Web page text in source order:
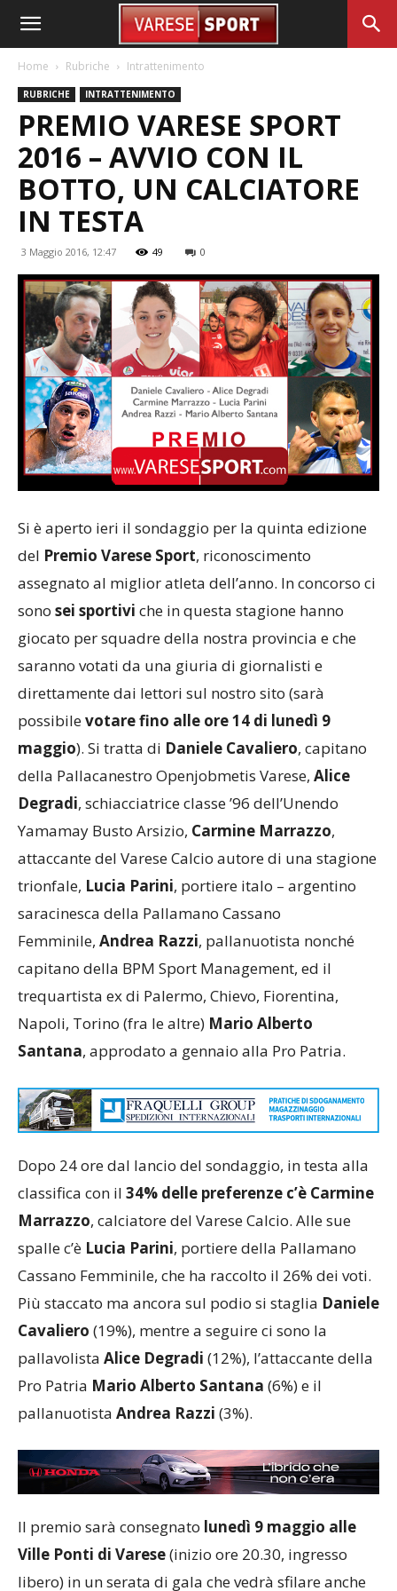
Home Rubriche Intrattenimento
RUBRICHE INTRATTENIMENTO
PREMIO VARESE SPORT
2016 – AVVIO CON IL
BOTTO, UN CALCIATORE
IN TESTA
3 Maggio 2016, 12:47 49 0
Si è aperto ieri il sondaggio per la quinta edizione
del Premio Varese Sport, riconoscimento
assegnato al miglior atleta dell’anno. In concorso ci
sono sei sportivi che in questa stagione hanno
giocato per squadre della nostra provincia e che
saranno votati da una giuria di giornalisti e
direttamente dai lettori sul nostro sito (sarà
possibilevotare fino alle ore 14 di lunedì 9
maggio). Si tratta di Daniele Cavaliero, capitano
della Pallacanestro Openjobmetis Varese, Alice
Degradi, schiacciatrice classe ’96 dell’Unendo
Yamamay Busto Arsizio, Carmine Marrazzo,
attaccante del Varese Calcio autore di una stagione
trionfale, Lucia Parini, portiere italo – argentino
saracinesca della Pallamano Cassano
Femminile, Andrea Razzi, pallanuotista nonché
capitano della BPM Sport Management, ed il
trequartista ex di Palermo, Chievo, Fiorentina,
Napoli, Torino (fra le altre) Mario Alberto
Santana, approdato a gennaio alla Pro Patria.
Dopo 24 ore dal lancio del sondaggio, in testa alla
classifica con il 34% delle preferenze c’è Carmine
Marrazzo, calciatore del Varese Calcio. Alle sue
spalle c’è Lucia Parini, portiere della Pallamano
Cassano Femminile, che ha raccolto il 26% dei voti.
Più staccato ma ancora sul podio si staglia Daniele
Cavaliero (19%), mentre a seguire ci sono la
pallavolista Alice Degradi (12%), l’attaccante della
Pro Patria Mario Alberto Santana (6%) e il
pallanuotista Andrea Razzi (3%).
Il premio sarà consegnato lunedì 9 maggio alle
Ville Ponti di Varese(inizio ore 20.30, ingresso
libero) in un serata di gala che vedrà sfilare anche